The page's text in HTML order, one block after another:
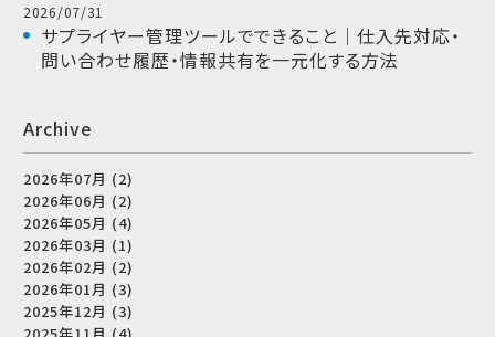
2026/07/31
サプライヤー管理ツールでできること｜仕入先対応・
問い合わせ履歴・情報共有を一元化する方法
Archive
2026年07月 (2)
2026年06月 (2)
2026年05月 (4)
2026年03月 (1)
2026年02月 (2)
2026年01月 (3)
2025年12月 (3)
2025年11月 (4)